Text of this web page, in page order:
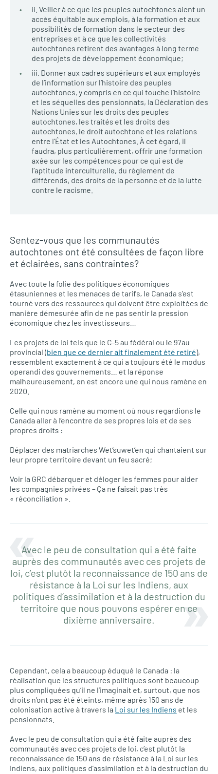
ii. Veiller à ce que les peuples autochtones aient un
accès équitable aux emplois, à la formation et aux
possibilités de formation dans le secteur des
entreprises et à ce que les collectivités
autochtones retirent des avantages à long terme
des projets de développement économique;
iii. Donner aux cadres supérieurs et aux employés
de l’information sur l’histoire des peuples
autochtones, y compris en ce qui touche l’histoire
et les séquelles des pensionnats, la Déclaration des
Nations Unies sur les droits des peuples
autochtones, les traités et les droits des
autochtones, le droit autochtone et les relations
entre l’État et les Autochtones. À cet égard, il
faudra, plus particulièrement, offrir une formation
axée sur les compétences pour ce qui est de
l’aptitude interculturelle, du règlement de
différends, des droits de la personne et de la lutte
contre le racisme.
Sentez-vous que les communautés
autochtones ont été consultées de façon libre
et éclairées, sans contraintes?
Avec toute la folie des politiques économiques
étasuniennes et les menaces de tarifs, le Canada s’est
tourné vers des ressources qui doivent être exploitées de
manière démesurée afin de ne pas sentir la pression
économique chez les investisseurs…
Les projets de loi tels que le C-5 au fédéral ou le 97au
provincial (bien que ce dernier ait finalement été retiré),
ressemblent exactement à ce qui a toujours été le modus
operandi des gouvernements… et la réponse
malheureusement, en est encore une qui nous ramène en
2020.
Celle qui nous ramène au moment où nous regardions le
Canada aller à l’encontre de ses propres lois et de ses
propres droits :
Déplacer des matriarches Wet’suwet’en qui chantaient sur
leur propre territoire devant un feu sacré;
Voir la GRC débarquer et déloger les femmes pour aider
les compagnies privées – Ça ne faisait pas très
« réconciliation ».
Avec le peu de consultation qui a été faite
auprès des communautés avec ces projets de
loi, c’est plutôt la reconnaissance de 150 ans de
résistance à la Loi sur les Indiens, aux
politiques d’assimilation et à la destruction du
territoire que nous pouvons espérer en ce
dixième anniversaire.
Cependant, cela a beaucoup éduqué le Canada : la
réalisation que les structures politiques sont beaucoup
plus compliquées qu’il ne l’imaginait et, surtout, que nos
droits n’ont pas été éteints, même après 150 ans de
colonisation active à travers la Loi sur les Indiens et les
pensionnats.
Avec le peu de consultation qui a été faite auprès des
communautés avec ces projets de loi, c’est plutôt la
reconnaissance de 150 ans de résistance à la Loi sur les
Indiens, aux politiques d’assimilation et à la destruction du